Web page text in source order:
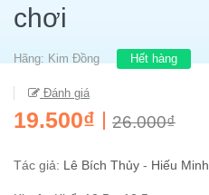
chơi
Hãng: Kim Đồng Hết hàng
Đánh giá
19.500₫ 26.000₫
Tác giả: Lê Bích Thủy - Hiếu Minh